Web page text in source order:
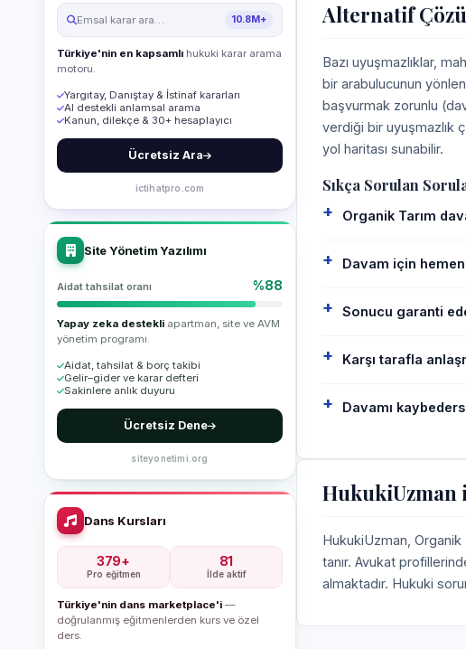
Emsal karar ara… 10.8M+
Türkiye'nin en kapsamlı hukuki karar arama
motoru.
Yargıtay, Danıştay & İstinaf kararları
AI destekli anlamsal arama
Kanun, dilekçe & 30+ hesaplayıcı
Ücretsiz Ara
ictihatpro.com
Site Yönetim Yazılımı
Aidat tahsilat oranı %88
Yapay zeka destekli apartman, site ve AVM
yönetim programı.
Aidat, tahsilat & borç takibi
Gelir–gider ve karar defteri
Sakinlere anlık duyuru
Ücretsiz Dene
siteyonetimi.org
Dans Kursları
379+
Pro eğitmen
81
İlde aktif
Türkiye'nin dans marketplace'i —
doğrulanmış eğitmenlerden kurs ve özel
ders.
Alternatif
Bazı uyuşmazlıklar,
bir arabulucunun
başvurmak zorunlu
verdiği bir uyuşmazlık
yol haritası sunabilir.
Sıkça Sorulan
Organik Tarım
Davam için hemen
Sonucu garanti
Karşı tarafla
Davamı
HukukiUzman
HukukiUzman,
tanır. Avukat
almaktadır. Hukuki